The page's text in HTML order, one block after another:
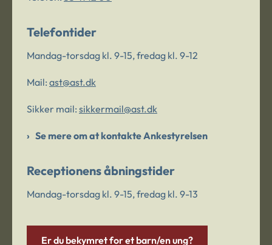
Telefontider
Mandag-torsdag kl. 9-15, fredag kl. 9-12
Mail: ast@ast.dk
Sikker mail: sikkermail@ast.dk
Se mere om at kontakte Ankestyrelsen
Receptionens åbningstider
Mandag-torsdag kl. 9-15, fredag kl. 9-13
Er du bekymret for et barn/en ung?